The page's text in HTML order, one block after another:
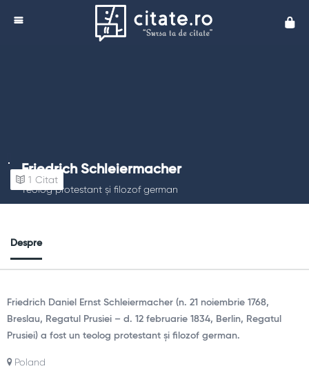
Friedrich Schleiermacher
Teolog protestant și filozof german
1 Citat
Despre
Friedrich Daniel Ernst Schleiermacher (n. 21 noiembrie 1768,
Breslau, Regatul Prusiei – d. 12 februarie 1834, Berlin, Regatul
Prusiei) a fost un teolog protestant și filozof german.
Poland